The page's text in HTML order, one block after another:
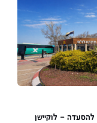
– לוקיישן